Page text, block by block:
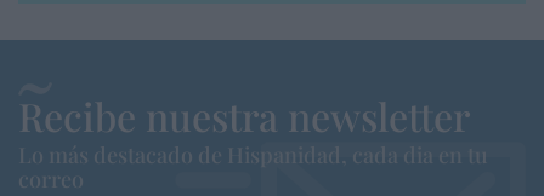
Recibe nuestra newsletter
Lo más destacado de Hispanidad, cada dia en tu
correo